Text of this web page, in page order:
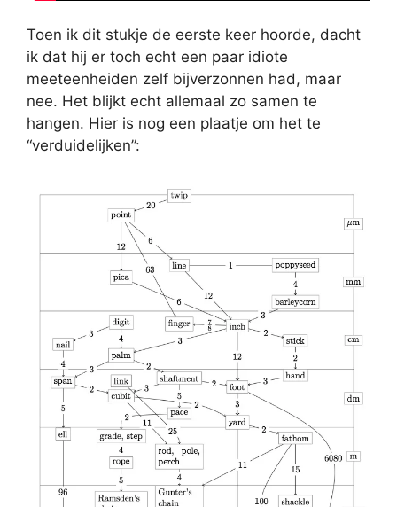
Toen ik dit stukje de eerste keer hoorde, dacht
ik dat hij er toch echt een paar idiote
meeteenheiden zelf bijverzonnen had, maar
nee. Het blijkt echt allemaal zo samen te
hangen. Hier is nog een plaatje om het te
“verduidelijken”: